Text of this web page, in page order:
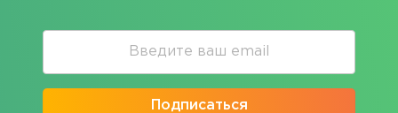
Подписаться